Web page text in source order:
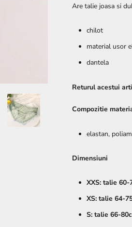
Are talie joasa si
chilot
material usor
dantela
Returul acestui
Compozitie
elastan,
Dimensiuni
XXS: talie 60-
XS: talie 64-
S: talie 66-